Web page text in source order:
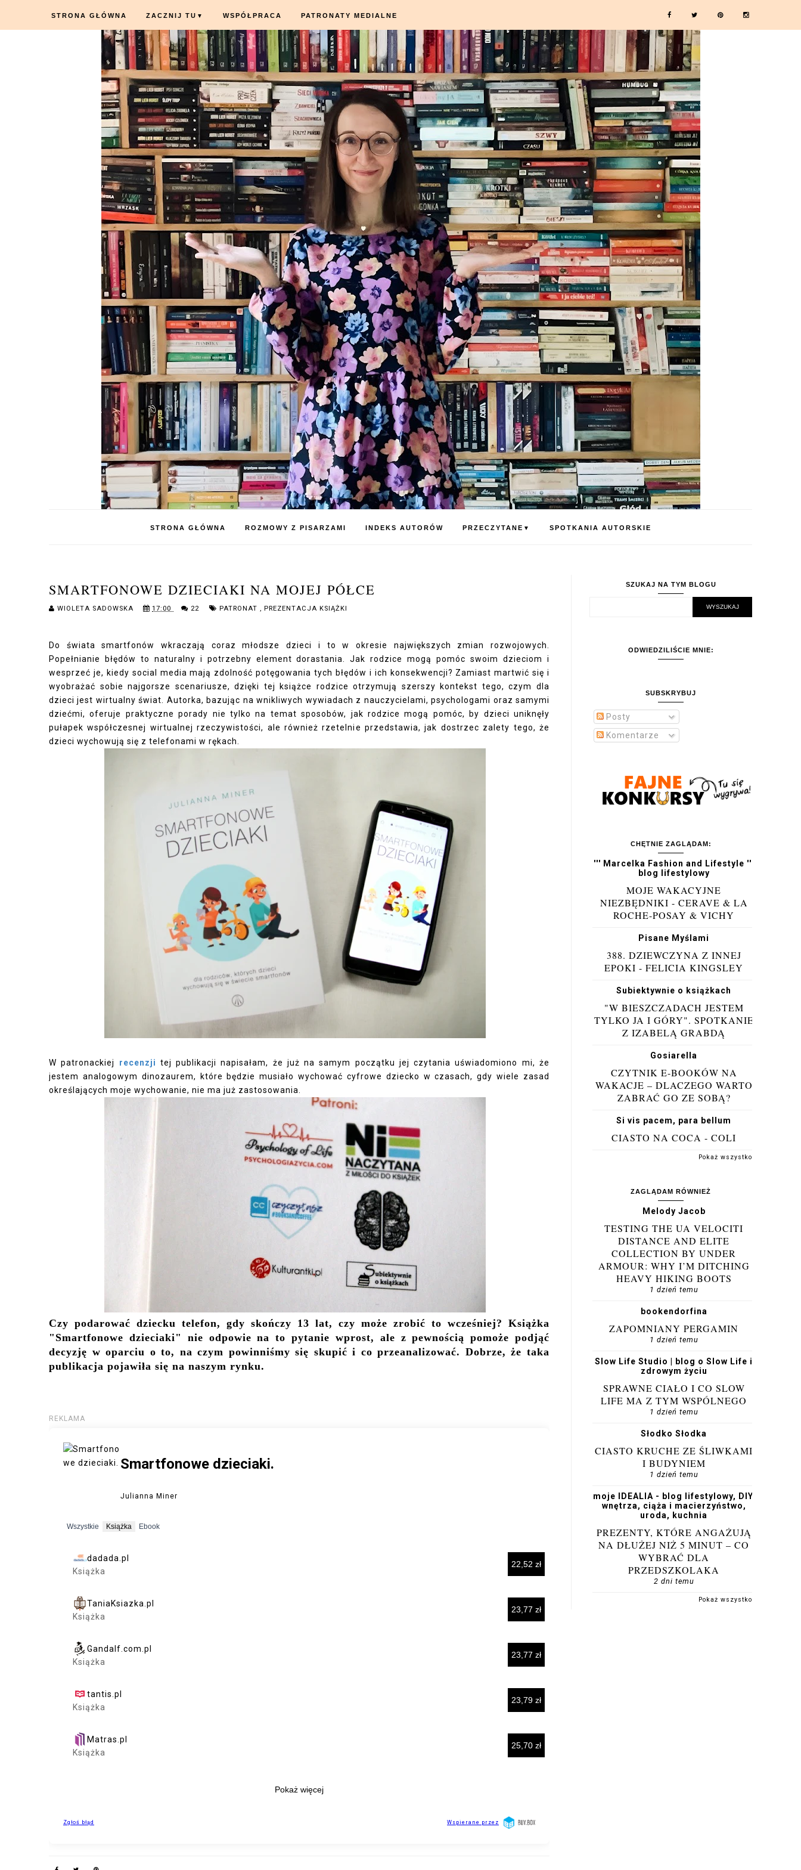
STRONA GŁÓWNA ZACZNIJ TU ▼ WSPÓŁPRACA PATRONATY MEDIALNE
STRONA GŁÓWNA ROZMOWY Z PISARZAMI INDEKS AUTORÓW PRZECZYTANE ▼ SPOTKANIA AUTORSKIE
SMARTFONOWE DZIECIAKI NA MOJEJ PÓŁCE
WIOLETA SADOWSKA 17:00 22 PATRONAT , PREZENTACJA KSIĄŻKI
Do świata smartfonów wkraczają coraz młodsze dzieci i to w okresie największych zmian rozwojowych.
Popełnianie błędów to naturalny i potrzebny element dorastania. Jak rodzice mogą pomóc swoim dzieciom i
wesprzeć je, kiedy social media mają zdolność potęgowania tych błędów i ich konsekwencji? Zamiast martwić się i
wyobrażać sobie najgorsze scenariusze, dzięki tej książce rodzice otrzymują szerszy kontekst tego, czym dla
dzieci jest wirtualny świat. Autorka, bazując na wnikliwych wywiadach z nauczycielami, psychologami oraz samymi
dziećmi, oferuje praktyczne porady nie tylko na temat sposobów, jak rodzice mogą pomóc, by dzieci uniknęły
pułapek współczesnej wirtualnej rzeczywistości, ale również rzetelnie przedstawia, jak dostrzec zalety tego, że
dzieci wychowują się z telefonami w rękach.
W patronackiej recenzji tej publikacji napisałam, że już na samym początku jej czytania uświadomiono mi, że
jestem analogowym dinozaurem, które będzie musiało wychować cyfrowe dziecko w czasach, gdy wiele zasad
określających moje wychowanie, nie ma już zastosowania.
Czy podarować dziecku telefon, gdy skończy 13 lat, czy może zrobić to wcześniej? Książka
"Smartfonowe dzieciaki" nie odpowie na to pytanie wprost, ale z pewnością pomoże podjąć
decyzję w oparciu o to, na czym powinniśmy się skupić i co przeanalizować. Dobrze, że taka
publikacja pojawiła się na naszym rynku.
SZUKAJ NA TYM BLOGU
ODWIEDZILIŚCIE MNIE:
SUBSKRYBUJ
Posty
Komentarze
CHĘTNIE ZAGLĄDAM:
''' Marcelka Fashion and Lifestyle '''
blog lifestylowy
MOJE WAKACYJNE
NIEZBĘDNIKI - CERAVE & LA
ROCHE-POSAY & VICHY
Pisane Myślami
388. DZIEWCZYNA Z INNEJ
EPOKI - FELICIA KINGSLEY
Subiektywnie o książkach
"W BIESZCZADACH JESTEM
TYLKO JA I GÓRY". SPOTKANIE
Z IZABELĄ GRABDĄ
Gosiarella
CZYTNIK E-BOOKÓW NA
WAKACJE – DLACZEGO WARTO
ZABRAĆ GO ZE SOBĄ?
Si vis pacem, para bellum
CIASTO NA COCA - COLI
Pokaż wszystko
ZAGLĄDAM RÓWNIEŻ
Melody Jacob
TESTING THE UA VELOCITI
DISTANCE AND ELITE
COLLECTION BY UNDER
ARMOUR: WHY I’M DITCHING
HEAVY HIKING BOOTS
1 dzień temu
bookendorfina
ZAPOMNIANY PERGAMIN
1 dzień temu
Slow Life Studio | blog o Slow Life i
zdrowym życiu
SPRAWNE CIAŁO I CO SLOW
LIFE MA Z TYM WSPÓLNEGO
1 dzień temu
Słodko Słodka
CIASTO KRUCHE ZE ŚLIWKAMI
I BUDYNIEM
1 dzień temu
moje IDEALIA - blog lifestylowy, DIY,
wnętrza, ciąża i macierzyństwo,
uroda, kuchnia
PREZENTY, KTÓRE ANGAŻUJĄ
NA DŁUŻEJ NIŻ 5 MINUT – CO
WYBRAĆ DLA
PRZEDSZKOLAKA
2 dni temu
Pokaż wszystko